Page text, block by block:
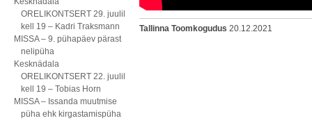
ORELIKONTSERT 29. juulil
kell 19 – Kadri Traksmann
MISSA – 9. pühapäev pärast
nelipüha
Kesknädala
ORELIKONTSERT 22. juulil
kell 19 – Tobias Horn
MISSA – Issanda muutmise
püha ehk kirgastamispüha
Tallinna Toomkogudus 20.12.2021